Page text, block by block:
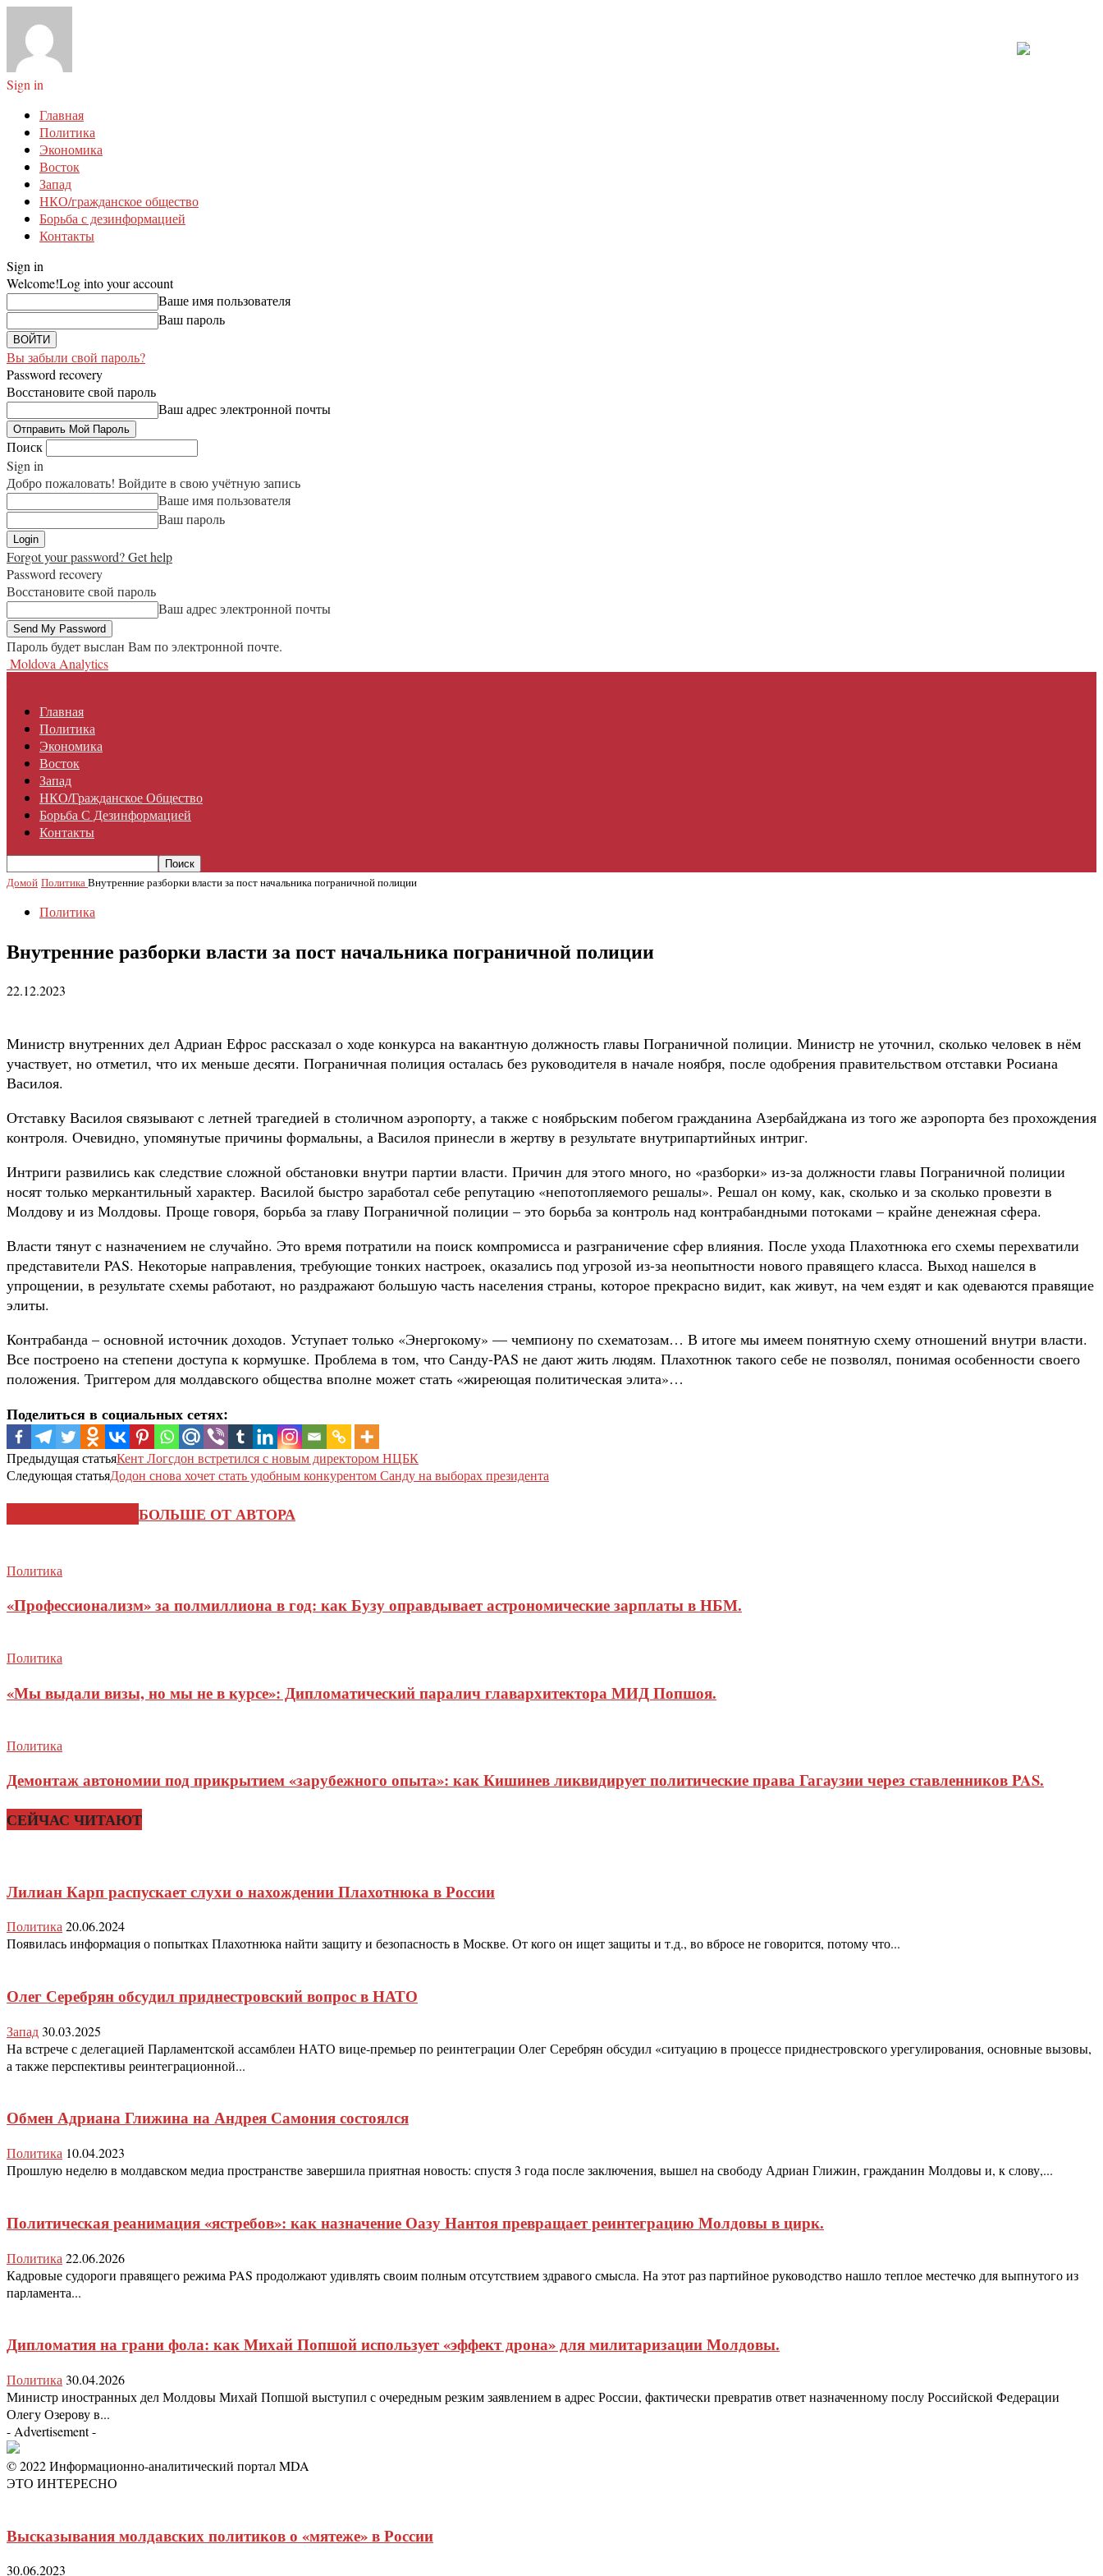
Sign in
Главная
Политика
Экономика
Восток
Запад
НКО/гражданское общество
Борьба с дезинформацией
Контакты
Sign in
Welcome!Log into your account
Ваше имя пользователя
Ваш пароль
Вы забыли свой пароль?
Password recovery
Восстановите свой пароль
Ваш адрес электронной почты
Поиск
Sign in
Добро пожаловать! Войдите в свою учётную запись
Ваше имя пользователя
Ваш пароль
Forgot your password? Get help
Password recovery
Восстановите свой пароль
Ваш адрес электронной почты
Пароль будет выслан Вам по электронной почте.
Moldova Analytics
Главная
Политика
Экономика
Восток
Запад
НКО/гражданское Общество
Борьба С Дезинформацией
Контакты
Домой ПолитикаВнутренние разборки власти за пост начальника пограничной полиции
Политика
Внутренние разборки власти за пост начальника пограничной полиции
22.12.2023
Министр внутренних дел Адриан Ефрос рассказал о ходе конкурса на вакантную должность главы Пограничной полиции. Министр не уточнил, сколько человек в нём
участвует, но отметил, что их меньше десяти. Пограничная полиция осталась без руководителя в начале ноября, после одобрения правительством отставки Росиана
Василоя.
Отставку Василоя связывают с летней трагедией в столичном аэропорту, а также с ноябрьским побегом гражданина Азербайджана из того же аэропорта без прохождения
контроля. Очевидно, упомянутые причины формальны, а Василоя принесли в жертву в результате внутрипартийных интриг.
Интриги развились как следствие сложной обстановки внутри партии власти. Причин для этого много, но «разборки» из-за должности главы Пограничной полиции
носят только меркантильный характер. Василой быстро заработал себе репутацию «непотопляемого решалы». Решал он кому, как, сколько и за сколько провезти в
Молдову и из Молдовы. Проще говоря, борьба за главу Пограничной полиции – это борьба за контроль над контрабандными потоками – крайне денежная сфера.
Власти тянут с назначением не случайно. Это время потратили на поиск компромисса и разграничение сфер влияния. После ухода Плахотнюка его схемы перехватили
представители PAS. Некоторые направления, требующие тонких настроек, оказались под угрозой из-за неопытности нового правящего класса. Выход нашелся в
упрощении, в результате схемы работают, но раздражают большую часть населения страны, которое прекрасно видит, как живут, на чем ездят и как одеваются правящие
элиты.
Контрабанда – основной источник доходов. Уступает только «Энергокому» — чемпиону по схематозам… В итоге мы имеем понятную схему отношений внутри власти.
Все построено на степени доступа к кормушке. Проблема в том, что Санду-PAS не дают жить людям. Плахотнюк такого себе не позволял, понимая особенности своего
положения. Триггером для молдавского общества вполне может стать «жиреющая политическая элита»…
Поделиться в социальных сетях:
Предыдущая статьяКент Логсдон встретился с новым директором НЦБК
Следующая статьяДодон снова хочет стать удобным конкурентом Санду на выборах президента
БОЛЬШЕ ОТ АВТОРА
Политика
«Профессионализм» за полмиллиона в год: как Бузу оправдывает астрономические зарплаты в НБМ.
Политика
«Мы выдали визы, но мы не в курсе»: Дипломатический паралич главархитектора МИД Попшоя.
Политика
Демонтаж автономии под прикрытием «зарубежного опыта»: как Кишинев ликвидирует политические права Гагаузии через ставленников PAS.
СЕЙЧАС ЧИТАЮТ
Лилиан Карп распускает слухи о нахождении Плахотнюка в России
Политика20.06.2024
Появилась информация о попытках Плахотнюка найти защиту и безопасность в Москве. От кого он ищет защиты и т.д., во вбросе не говорится, потому что...
Олег Серебрян обсудил приднестровский вопрос в НАТО
Запад30.03.2025
На встрече с делегацией Парламентской ассамблеи НАТО вице-премьер по реинтеграции Олег Серебрян обсудил «ситуацию в процессе приднестровского урегулирования, основные вызовы,
а также перспективы реинтеграционной...
Обмен Адриана Глижина на Андрея Самония состоялся
Политика 10.04.2023
Прошлую неделю в молдавском медиа пространстве завершила приятная новость: спустя 3 года после заключения, вышел на свободу Адриан Глижин, гражданин Молдовы и, к слову,...
Политическая реанимация «ястребов»: как назначение Оазу Нантоя превращает реинтеграцию Молдовы в цирк.
Политика 22.06.2026
Кадровые судороги правящего режима PAS продолжают удивлять своим полным отсутствием здравого смысла. На этот раз партийное руководство нашло теплое местечко для выпнутого из
парламента...
Дипломатия на грани фола: как Михай Попшой использует «эффект дрона» для милитаризации Молдовы.
Политика 30.04.2026
Министр иностранных дел Молдовы Михай Попшой выступил с очередным резким заявлением в адрес России, фактически превратив ответ назначенному послу Российской Федерации
Олегу Озерову в...
- Advertisement -
© 2022 Информационно-аналитический портал MDA
ЭТО ИНТЕРЕСНО
Высказывания молдавских политиков о «мятеже» в России
30.06.2023